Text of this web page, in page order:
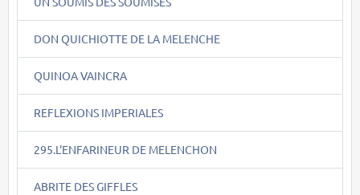
DON QUICHIOTTE DE LA MELENCHE
QUINOA VAINCRA
REFLEXIONS IMPERIALES
295.L'ENFARINEUR DE MELENCHON
ABRITE DES GIFFLES